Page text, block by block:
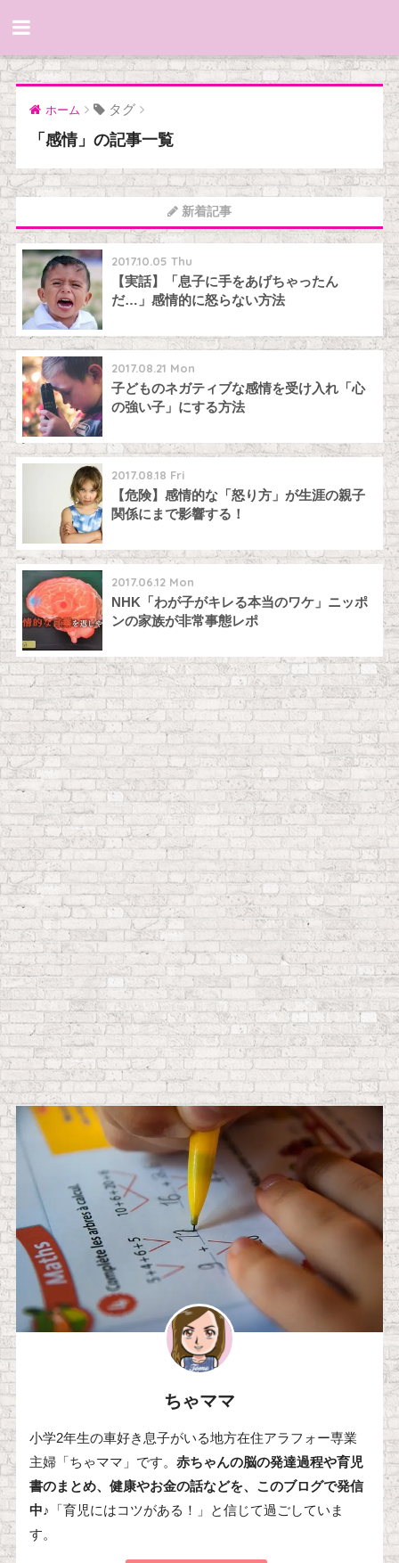
ホーム タグ
「感情」の記事一覧
新着記事
2017.10.05 Thu
【実話】「息子に手をあげちゃったん
だ…」感情的に怒らない方法
2017.08.21 Mon
子どものネガティブな感情を受け入れ「心
の強い子」にする方法
2017.08.18 Fri
【危険】感情的な「怒り方」が生涯の親子
関係にまで影響する！
2017.06.12 Mon
NHK「わが子がキレる本当のワケ」ニッポ
ンの家族が非常事態レポ
ちゃママ
小学2年生の車好き息子がいる地方在住アラフォー専業
主婦「ちゃママ」です。 赤ちゃんの脳の発達過程や育児
書のまとめ、健康やお金の話などを、このブログで発信
中♪
「育児にはコツがある！」と信じて過ごしていま
す。